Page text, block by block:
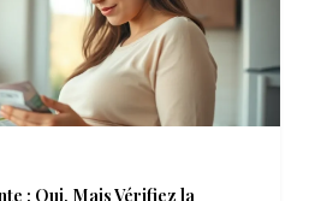
: Oui, Mais Vérifiez la